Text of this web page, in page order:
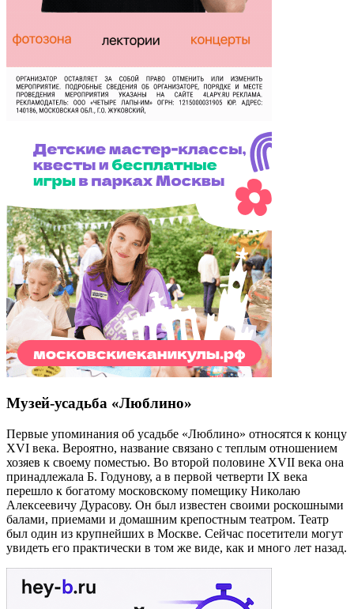
Музей-усадьба «Люблино»
Первые упоминания об усадьбе «Люблино» относятся к концу
XVI века. Вероятно, название связано с теплым отношением
хозяев к своему поместью. Во второй половине XVII века она
принадлежала Б. Годунову, а в первой четверти IX века
перешло к богатому московскому помещику Николаю
Алексеевичу Дурасову. Он был известен своими роскошными
балами, приемами и домашним крепостным театром. Театр
был один из крупнейших в Москве. Сейчас посетители могут
увидеть его практически в том же виде, как и много лет назад.